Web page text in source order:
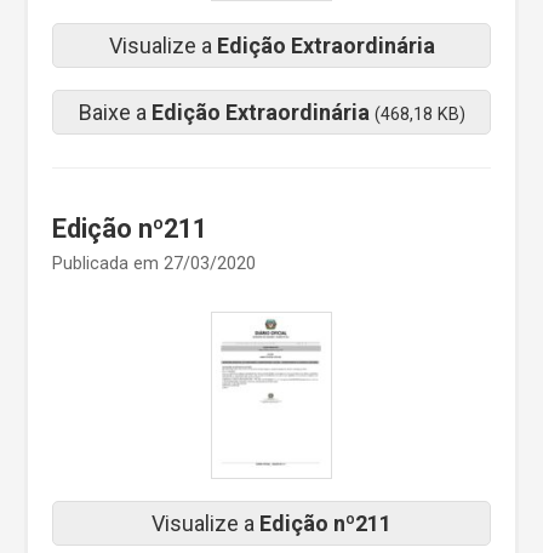
Visualize a Edição Extraordinária
Baixe a Edição Extraordinária (468,18 KB)
Edição nº211
Publicada em 27/03/2020
Visualize a Edição nº211